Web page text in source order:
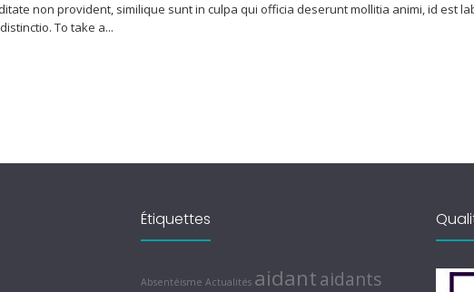
non provident, similique sunt in culpa qui officia deserunt mollitia animi, id est
To take a...
Étiquettes
Absentéisme Actualités aidantaidants